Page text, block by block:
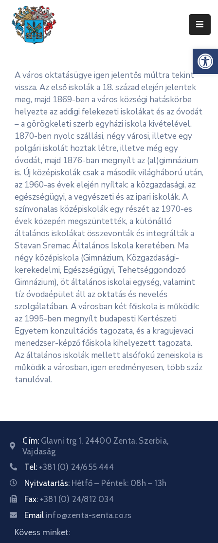
Ismerje
Zenta
Község
Önkormányzata
Községi
Közigazgatás
Gazdaság
Turizmus
Dokumentumok
Informátor
Önkormányzat
Magyar
A város oktatásügye igen jelentős múltra tekint
vissza. Az első iskolák a 18. század elején jelentek
meg, majd 1869-ben a város községi hatáskörbe
helyezte az addigi felekezeti iskolákat és az óvodát
– a görögkeleti szerb egyházi iskola kivételével.
1870-ben nyolc szállási, négy városi, illetve egy
polgári iskolát hoztak létre, illetve még egy
óvodát, majd 1876-ban megnyílt az (al)gimnázium
is. Új középiskolák csak a második világháború után,
az 1960-as évek elején nyíltak: a közgazdasági, az
egészségügyi, a vegyészeti és az ipari iskolák. A
színvonalas középiskolák egy részét az 1970-es
évek közepén megszüntették, a különálló
általános iskolákat összevonták és integrálták a
Stevan Sremac Általános Iskola keretében. Ma
négy középiskola (Gimnázium, Közgazdasági-
kerekedelmi, Egészségügyi, Tehetséggondozó
Gimnázium), öt általános iskolai egység, valamint
tíz óvodaépület áll az oktatás és nevelés
szolgálatában. A városban két főiskola is működik:
az 1995-ben megnyílt budapesti Kertészeti
Egyetem konzultációs tagozata, és a kragujevaci
menedzser-képző főiskola kihelyezett tagozata.
Az általános iskolák mellett alsófokú zeneiskola is
működik a városban, igen eredményesen, több száz
tanulóval.
Cím: Glavni trg 1. 24400 Zenta, Szerbia,
Vajdaság
Tel: +381 (0) 24/655 444
Nyitvatartás: Hétfő – Péntek: 08h – 13h
Fax: +381 (0) 24/812 034
Email info@zenta-senta.co.rs
Kövess minket: